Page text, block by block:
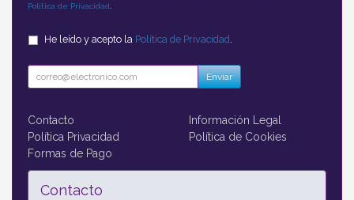
Política de Privacidad
He leído y acepto la Política de Privacidad .
Enviar
Contacto
Información Legal
Política Privacidad
Política de Cookies
Formas de Pago
Contacto